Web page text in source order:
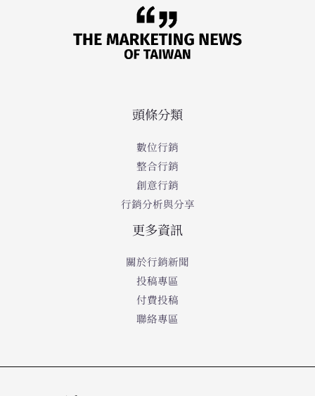
頭條分類
數位行銷
整合行銷
創意行銷
行銷分析與分享
更多資訊
關於行銷新聞
投稿專區
付費投稿
聯絡專區